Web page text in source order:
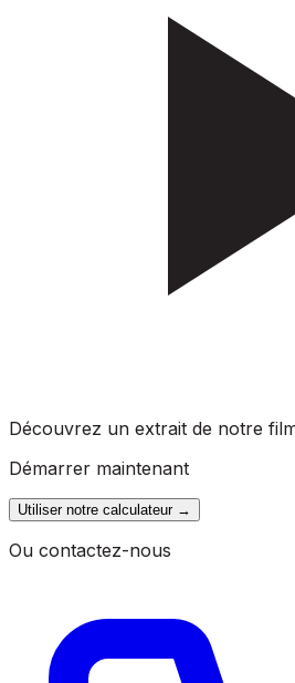
Découvrez un extrait de notre
Démarrer maintenant
Utiliser notre calculateur→
Ou contactez-nous